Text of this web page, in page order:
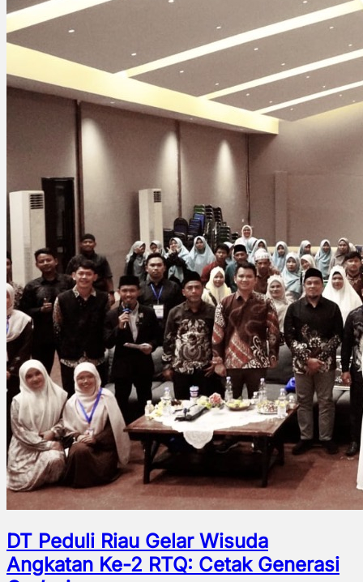
DT Peduli Riau Gelar Wisuda
Angkatan Ke-2 RTQ: Cetak Generasi